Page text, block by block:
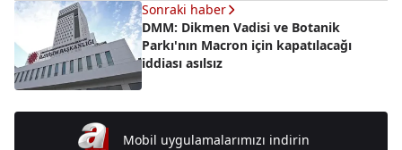
Sonraki haber
DMM: Dikmen Vadisi ve Botanik
Parkı'nın Macron için kapatılacağı
iddiası asılsız
Mobil uygulamalarımızı indirin